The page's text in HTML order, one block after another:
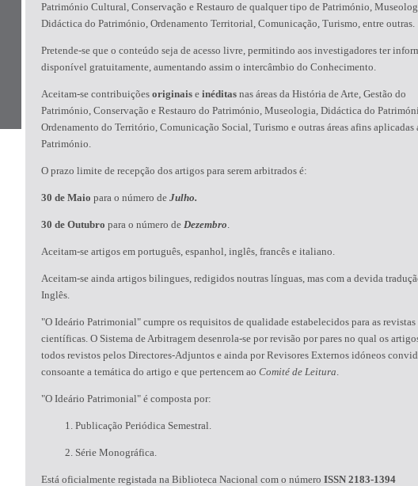
Património Cultural, Conservação e Restauro de qualquer tipo de Património,
Didáctica do Património, Ordenamento Territorial, Comunicação, Turismo, entre outras.
Pretende-se que o conteúdo seja de acesso livre, permitindo aos investigadores ter
disponível gratuitamente, aumentando assim o intercâmbio do Conhecimento.
Aceitam-se contribuições originais e inéditas nas áreas da História de Arte, Gestão do
Património, Conservação e Restauro do Património, Museologia, Didáctica do
Ordenamento do Território, Comunicação Social, Turismo e outras áreas afins aplicadas
Património.
O prazo limite de recepção dos artigos para serem arbitrados é:
30 de Maio para o número de Julho.
30 de Outubro para o número de Dezembro.
Aceitam-se artigos em português, espanhol, inglês, francês e italiano.
Aceitam-se ainda artigos bilingues, redigidos noutras línguas, mas com a devida
Inglês.
"O Ideário Patrimonial" cumpre os requisitos de qualidade estabelecidos para as revistas
científicas. O Sistema de Arbitragem desenrola-se por revisão por pares no qual os
todos revistos pelos Directores-Adjuntos e ainda por Revisores Externos idóneos
consoante a temática do artigo e que pertencem ao Comité de Leitura.
"O Ideário Patrimonial" é composta por:
1. Publicação Periódica Semestral.
2. Série Monográfica.
Está oficialmente registada na Biblioteca Nacional com o número ISSN 2183-1394